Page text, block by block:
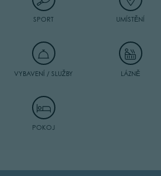
SPORT UMÍSTĚNÍ
VYBAVENÍ / SLUŽBY LÁZNĚ
POKOJ